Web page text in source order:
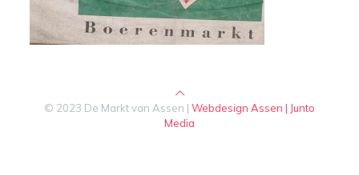
© 2023 De Markt van Assen | Webdesign Assen | Junto
Media